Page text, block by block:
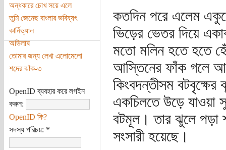
অন্ধকারে চোখ সয়ে এলে
তুমি জেনেছ বাংলার ভবিষ্যৎ
কার্নিভ্যাল
অভিলাষ
তোমার জন্য লেখা এলোমেলো
শব্দের ঝাঁক-৩
OpenID ব্যবহার করে লগইন
করুন:
OpenID কি?
সদস্য পরিচয়: *
কতদিন পরে এলেম
ভিড়ের ভেতর দিয়ে
মতো মলিন হতে হতে
আস্তিনের ফাঁক গলে
কিংবদন্তীসম
একচিলতে উড়ে
বটমূল। তার ঝুলে পড়া
সংসারী হয়েছে।